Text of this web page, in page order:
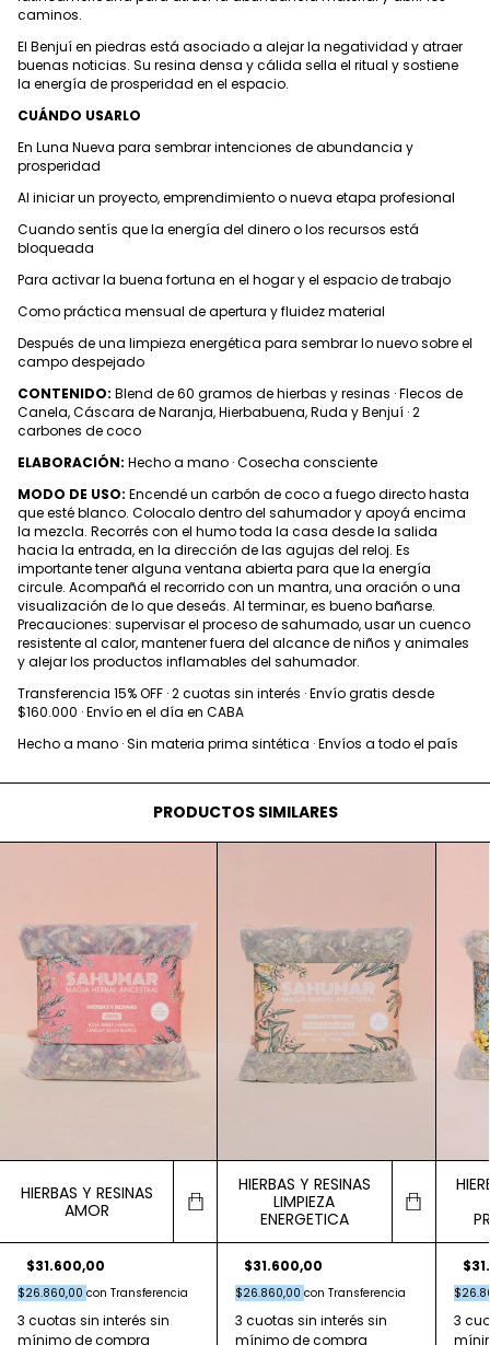
caminos.
El Benjuí en piedras está asociado a alejar la negatividad y atraer
buenas noticias. Su resina densa y cálida sella el ritual y sostiene
la energía de prosperidad en el espacio.
CUÁNDO USARLO
En Luna Nueva para sembrar intenciones de abundancia y
prosperidad
Al iniciar un proyecto, emprendimiento o nueva etapa profesional
Cuando sentís que la energía del dinero o los recursos está
bloqueada
Para activar la buena fortuna en el hogar y el espacio de trabajo
Como práctica mensual de apertura y fluidez material
Después de una limpieza energética para sembrar lo nuevo sobre el
campo despejado
CONTENIDO: Blend de 60 gramos de hierbas y resinas · Flecos de
Canela, Cáscara de Naranja, Hierbabuena, Ruda y Benjuí · 2
carbones de coco
ELABORACIÓN: Hecho a mano · Cosecha consciente
MODO DE USO: Encendé un carbón de coco a fuego directo hasta
que esté blanco. Colocalo dentro del sahumador y apoyá encima
la mezcla. Recorrés con el humo toda la casa desde la salida
hacia la entrada, en la dirección de las agujas del reloj. Es
importante tener alguna ventana abierta para que la energía
circule. Acompañá el recorrido con un mantra, una oración o una
visualización de lo que deseás. Al terminar, es bueno bañarse.
Precauciones: supervisar el proceso de sahumado, usar un cuenco
resistente al calor, mantener fuera del alcance de niños y animales
y alejar los productos inflamables del sahumador.
Transferencia 15% OFF · 2 cuotas sin interés · Envío gratis desde
$160.000 · Envío en el día en CABA
Hecho a mano · Sin materia prima sintética · Envíos a todo el país
PRODUCTOS SIMILARES
HIERBAS Y RESINAS
AMOR
$31.600,00
$26.860,00 con Transferencia
HIERBAS Y RESINAS
LIMPIEZA
ENERGETICA
$31.600,00
$26.860,00con Transferencia